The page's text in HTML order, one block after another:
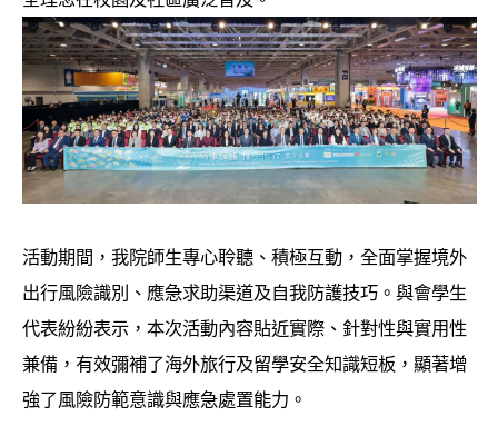
活動期間，我院師生專心聆聽、積極互動，全面掌握境外
出行風險識別、應急求助渠道及自我防護技巧。與會學生
代表紛紛表示，本次活動內容貼近實際、針對性與實用性
兼備，有效彌補了海外旅行及留學安全知識短板，顯著增
強了風險防範意識與應急處置能力。